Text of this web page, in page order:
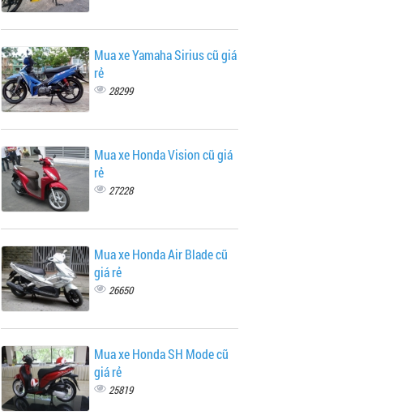
Mua xe Yamaha Sirius cũ giá
rẻ
28299
Mua xe Honda Vision cũ giá
rẻ
27228
Mua xe Honda Air Blade cũ
giá rẻ
26650
Mua xe Honda SH Mode cũ
giá rẻ
25819